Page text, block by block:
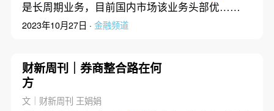
是长周期业务，目前国内市场该业务头部优……
2023年10月27日 · 金融频道
财新周刊｜券商整合路在何
方
文｜财新周刊 王娟娟